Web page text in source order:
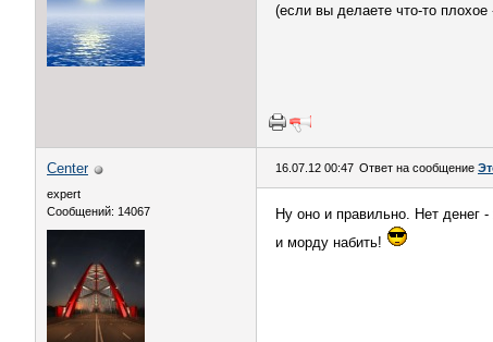
(если вы делаете что-то
Center
expert
Сообщений: 14067
16.07.12 00:47 Ответ на сообщение
Ну оно и правильно. Нет денег
и морду набить!